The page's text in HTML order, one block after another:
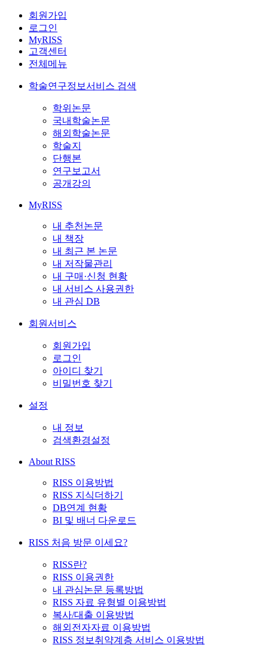
회원가입
로그인
MyRISS
고객센터
전체메뉴
학술연구정보서비스 검색
학위논문
국내학술논문
해외학술논문
학술지
단행본
연구보고서
공개강의
MyRISS
내 추천논문
내 책장
내 최근 본 논문
내 저작물관리
내 구매·신청 현황
내 서비스 사용권한
내 관심 DB
회원서비스
회원가입
로그인
아이디 찾기
비밀번호 찾기
설정
내 정보
검색환경설정
About RISS
RISS 이용방법
RISS 지식더하기
DB연계 현황
BI 및 배너 다운로드
RISS 처음 방문 이세요?
RISS란?
RISS 이용권한
내 관심논문 등록방법
RISS 자료 유형별 이용방법
복사/대출 이용방법
해외전자자료 이용방법
RISS 정보취약계층 서비스 이용방법